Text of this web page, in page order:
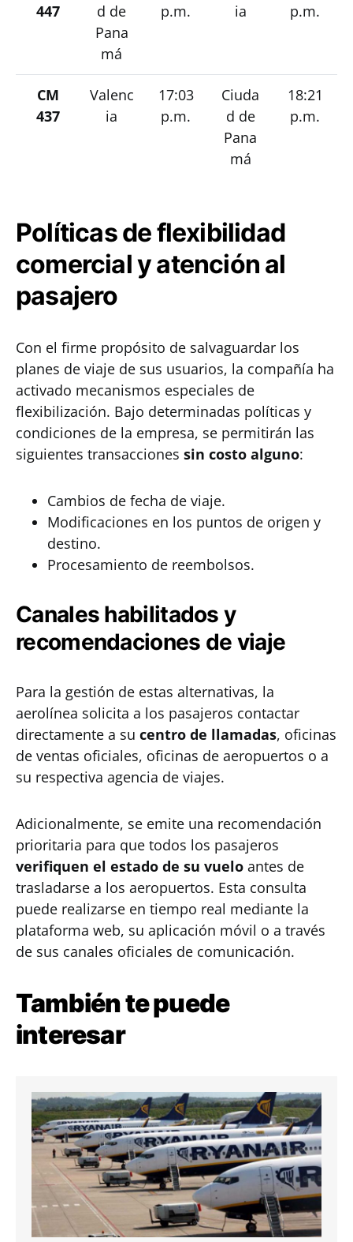
447
d de
Pana
má
p.m.
ia
p.m.
CM
437
Valenc
ia
17:03
p.m.
Ciuda
d de
Pana
má
18:21
p.m.
Políticas de flexibilidad
comercial y atención al
pasajero
Con el firme propósito de salvaguardar los
planes de viaje de sus usuarios, la compañía ha
activado mecanismos especiales de
flexibilización. Bajo determinadas políticas y
condiciones de la empresa, se permitirán las
siguientes transacciones sin costo alguno:
Cambios de fecha de viaje.
Modificaciones en los puntos de origen y
destino.
Procesamiento de reembolsos.
Canales habilitados y
recomendaciones de viaje
Para la gestión de estas alternativas, la
aerolínea solicita a los pasajeros contactar
directamente a su centro de llamadas, oficinas
de ventas oficiales, oficinas de aeropuertos o a
su respectiva agencia de viajes.
Adicionalmente, se emite una recomendación
prioritaria para que todos los pasajeros
verifiquen el estado de su vuelo antes de
trasladarse a los aeropuertos. Esta consulta
puede realizarse en tiempo real mediante la
plataforma web, su aplicación móvil o a través
de sus canales oficiales de comunicación.
También te puede
interesar